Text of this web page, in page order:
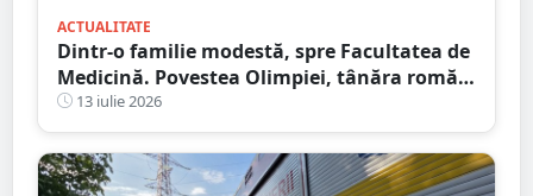
ACTUALITATE
Dintr-o familie modestă, spre Facultatea de
Medicină. Povestea Olimpiei, tânăra romă
care refuză să lase sărăcia să-i decidă
viitorul
13 iulie 2026